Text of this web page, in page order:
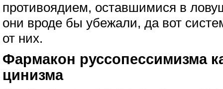
противоядием, оставшимися в
они вроде бы убежали, да вот
от них.
Фармакон руссопессимизма
цинизма